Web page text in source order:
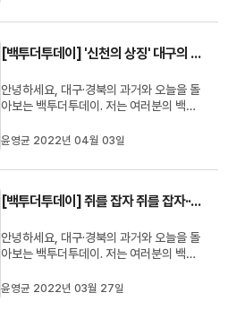
다. 씨씨씨를 뿌리고 꼭꼭 물을 주었죠~ 오
을 준비해봤습니다. - 나...
[백투더투데이] '신천의 상징' 대구의 수달
안녕하세요, 대구·경북의 과거와 오늘을 돌
아보는 백투더투데이. 저는 여러분의 백투
서는 대구에 살고 있는 귀염둥이 수달을 만
고요? 일단 함께 보시죠~ 고고! [2022년]
MBC 뉴스를 보던 백투체커는 깜...
윤영균 2022년 04월 03일
[백투더투데이] 쥐를 잡자 쥐를 잡자···쥐꼬리 가져가면 연필 한 자루
안녕하세요, 대구·경북의 과거와 오늘을 돌
아보는 백투더투데이. 저는 여러분의 백투
찍찍! 갑자기 왜 쥐를 잡냐고요? MZ 세대
윤영균 2022년 03월 27일